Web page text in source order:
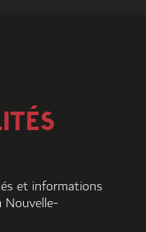
et informations